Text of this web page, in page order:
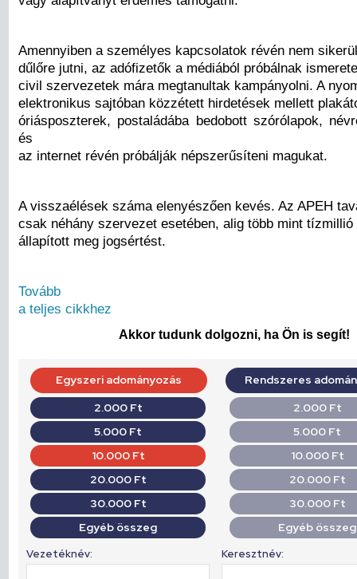
Amennyiben a személyes kapcsolatok révén nem sikerül
dűlőre jutni, az adófizetők a médiából próbálnak
civil szervezetek mára megtanultak kampányolni. A
elektronikus sajtóban közzétett hirdetések mellett
óriásposzterek, postaládába bedobott szórólapok,
és
az internet révén próbálják népszerűsíteni magukat.
A visszaélések száma elenyészően kevés. Az APEH
csak néhány szervezet esetében, alig több mint
állapított meg jogsértést.
Tovább
a teljes cikkhez
Akkor tudunk dolgozni, ha Ön is segít!